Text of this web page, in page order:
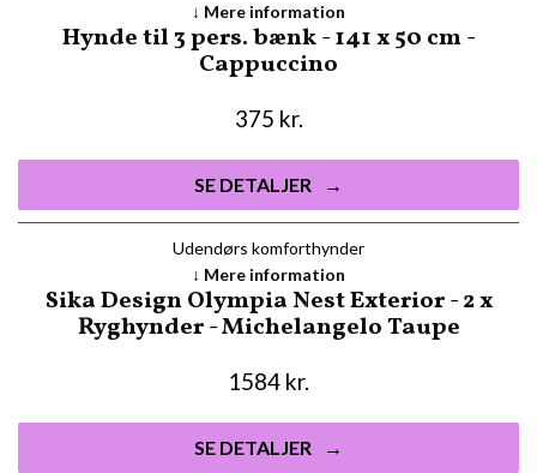
Hynde til 3 pers. bænk - 141 x 50 cm -
Cappuccino
375 kr.
SE DETALJER
Mere information
Udendørs komforthynder
Sika Design Olympia Nest Exterior - 2 x
Ryghynder - Michelangelo Taupe
1584 kr.
SE DETALJER
Mere information